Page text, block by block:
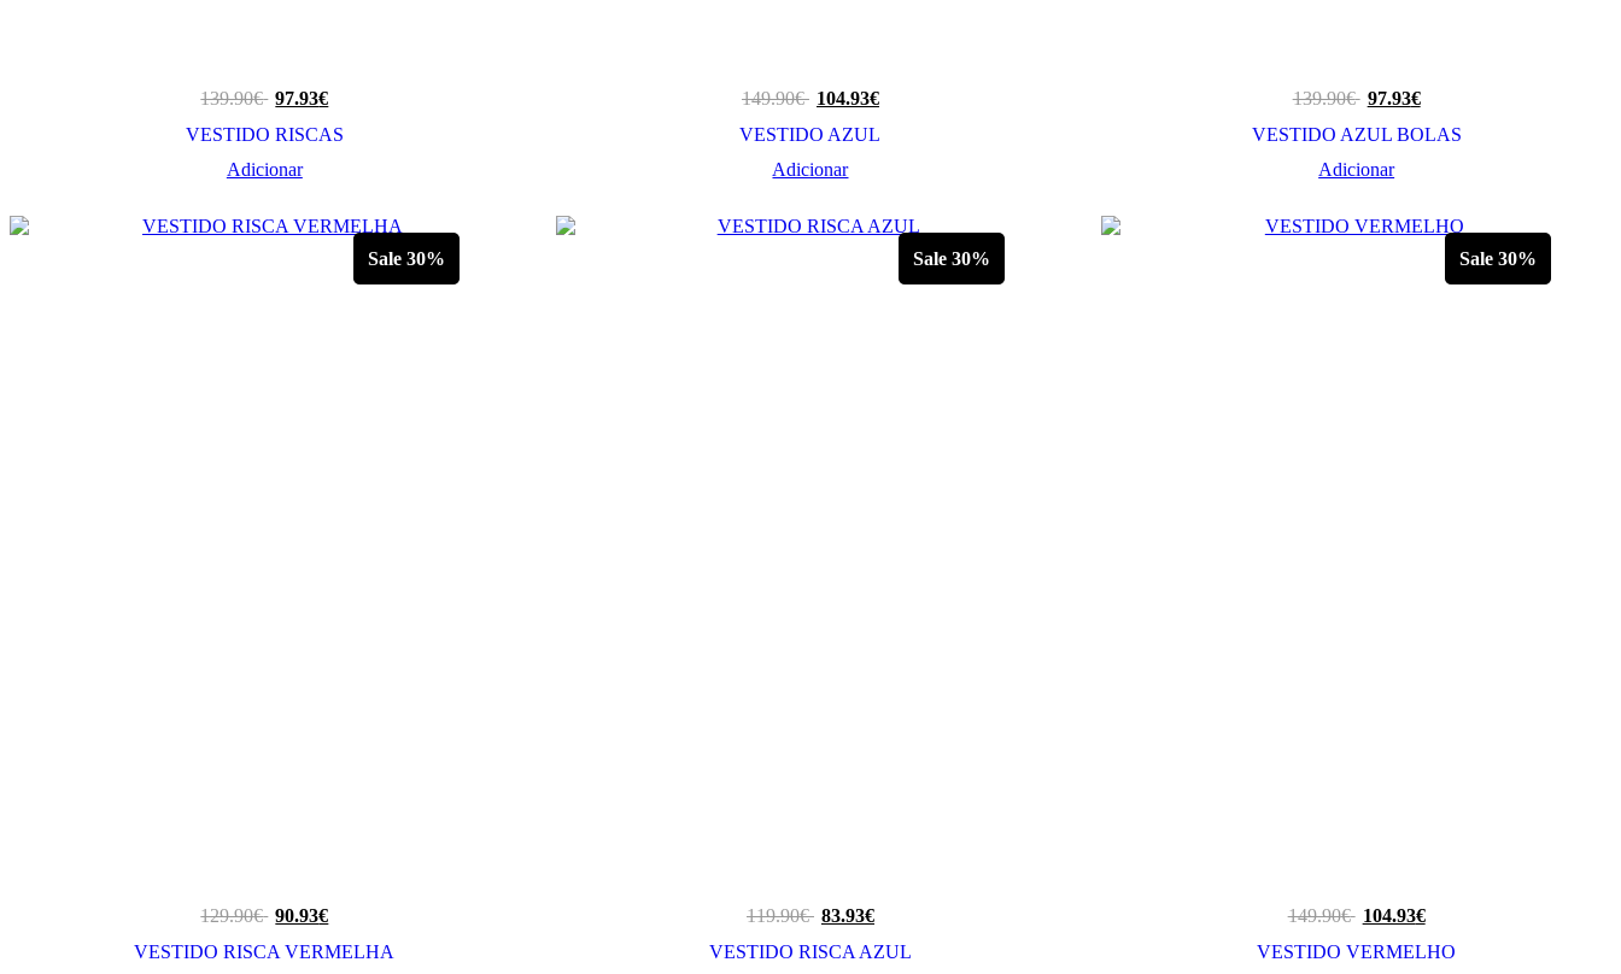
139.90€ 97.93€
VESTIDO RISCAS
Adicionar
149.90€ 104.93€
VESTIDO AZUL
Adicionar
139.90€ 97.93€
VESTIDO AZUL BOLAS
Adicionar
Sale 30%
129.90€ 90.93€
VESTIDO RISCA VERMELHA
Sale 30%
119.90€ 83.93€
VESTIDO RISCA AZUL
Sale 30%
149.90€ 104.93€
VESTIDO VERMELHO